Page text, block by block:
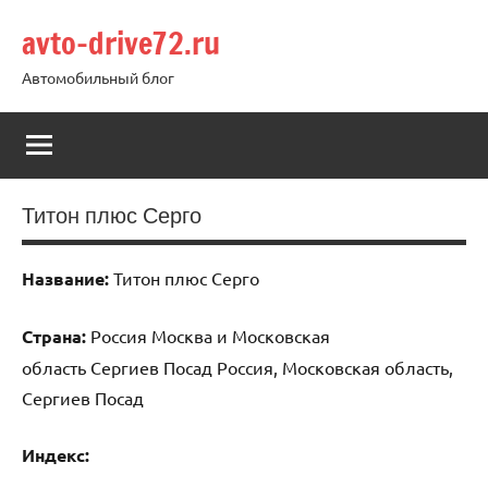
содержимому
avto-drive72.ru
Автомобильный блог
Титон плюс Серго
Название: Титон плюс Серго
Страна: Россия Москва и Московская
область Сергиев Посад Россия, Московская область,
Сергиев Посад
Индекс: